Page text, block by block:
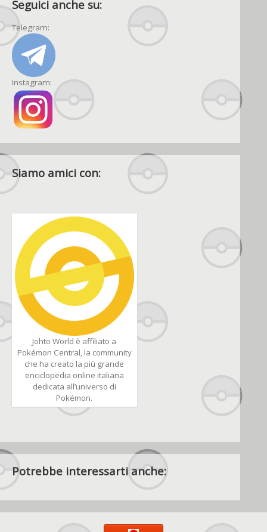
Seguici anche su:
Telegram:
Instagram:
Siamo amici con:
Johto World è affiliato a
Pokémon Central, la community
che ha creato la più grande
enciclopedia online italiana
dedicata all’universo di
Pokémon.
Potrebbe interessarti anche: